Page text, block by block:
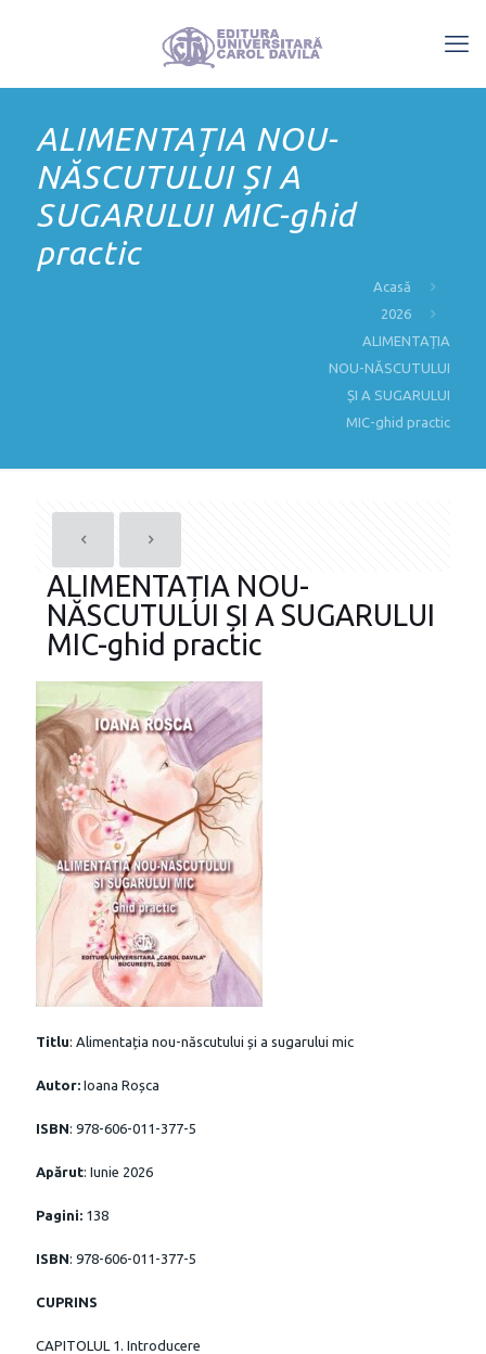
ALIMENTAȚIA NOU-
NĂSCUTULUI ȘI A
SUGARULUI MIC-ghid
practic
Acasă
2026
ALIMENTAȚIA
NOU-NĂSCUTULUI
ȘI A SUGARULUI
MIC-ghid practic
ALIMENTAȚIA NOU-
NĂSCUTULUI ȘI A SUGARULUI
MIC-ghid practic
Titlu: Alimentația nou-născutului și a sugarului mic
Autor: Ioana Roșca
ISBN: 978-606-011-377-5
Apărut: Iunie 2026
Pagini: 138
ISBN: 978-606-011-377-5
CUPRINS
CAPITOLUL 1. Introducere